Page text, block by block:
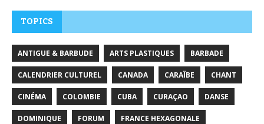
TOPICS
ANTIGUE & BARBUDE ARTS PLASTIQUES BARBADE
CALENDRIER CULTUREL CANADA CARAÏBE CHANT
CINÉMA COLOMBIE CUBA CURAÇAO DANSE
DOMINIQUE FORUM FRANCE HEXAGONALE